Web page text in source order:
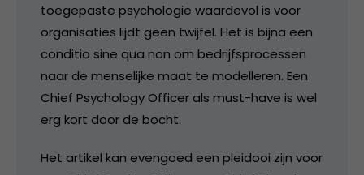
toegepaste psychologie waardevol is voor
organisaties lijdt geen twijfel. Het is bijna een
conditio sine qua non om bedrijfsprocessen
naar de menselijke maat te modelleren. Een
Chief Psychology Officer als must-have is wel
erg kort door de bocht.
Het artikel kan evengoed een pleidooi zijn voor